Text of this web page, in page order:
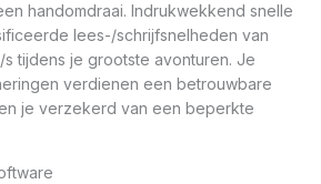
handomdraai. Indrukwekkend snelle
lees-/schrijfsnelheden van
s tijdens je grootste avonturen. Je
verdienen een betrouwbare
je verzekerd van een beperkte